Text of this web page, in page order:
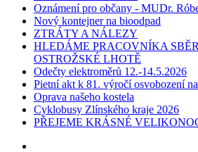
Oznámení pro občany - MUDr.
Nový kontejner na bioodpad
ZTRÁTY A NÁLEZY
HLEDÁME PRACOVNÍKA
OSTROŽSKÉ LHOTĚ
Odečty elektroměrů 12.-14.5.2026
Pietní akt k 81. výročí osvobození
Oprava našeho kostela
Cyklobusy Zlínského kraje 2026
PŘEJEME KRÁSNÉ